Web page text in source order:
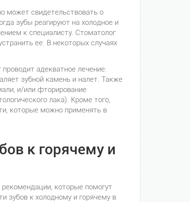
может свидетельствовать о
зубы реагируют на холодное и
к специалисту. Стоматолог
ее. В некоторых случаях
адекватное лечение:
зубной камень и налет. Также
и/или фторирование
лака). Кроме того,
которые можно применять в
к горячему и
которые помогут
зубов к холодному и горячему в